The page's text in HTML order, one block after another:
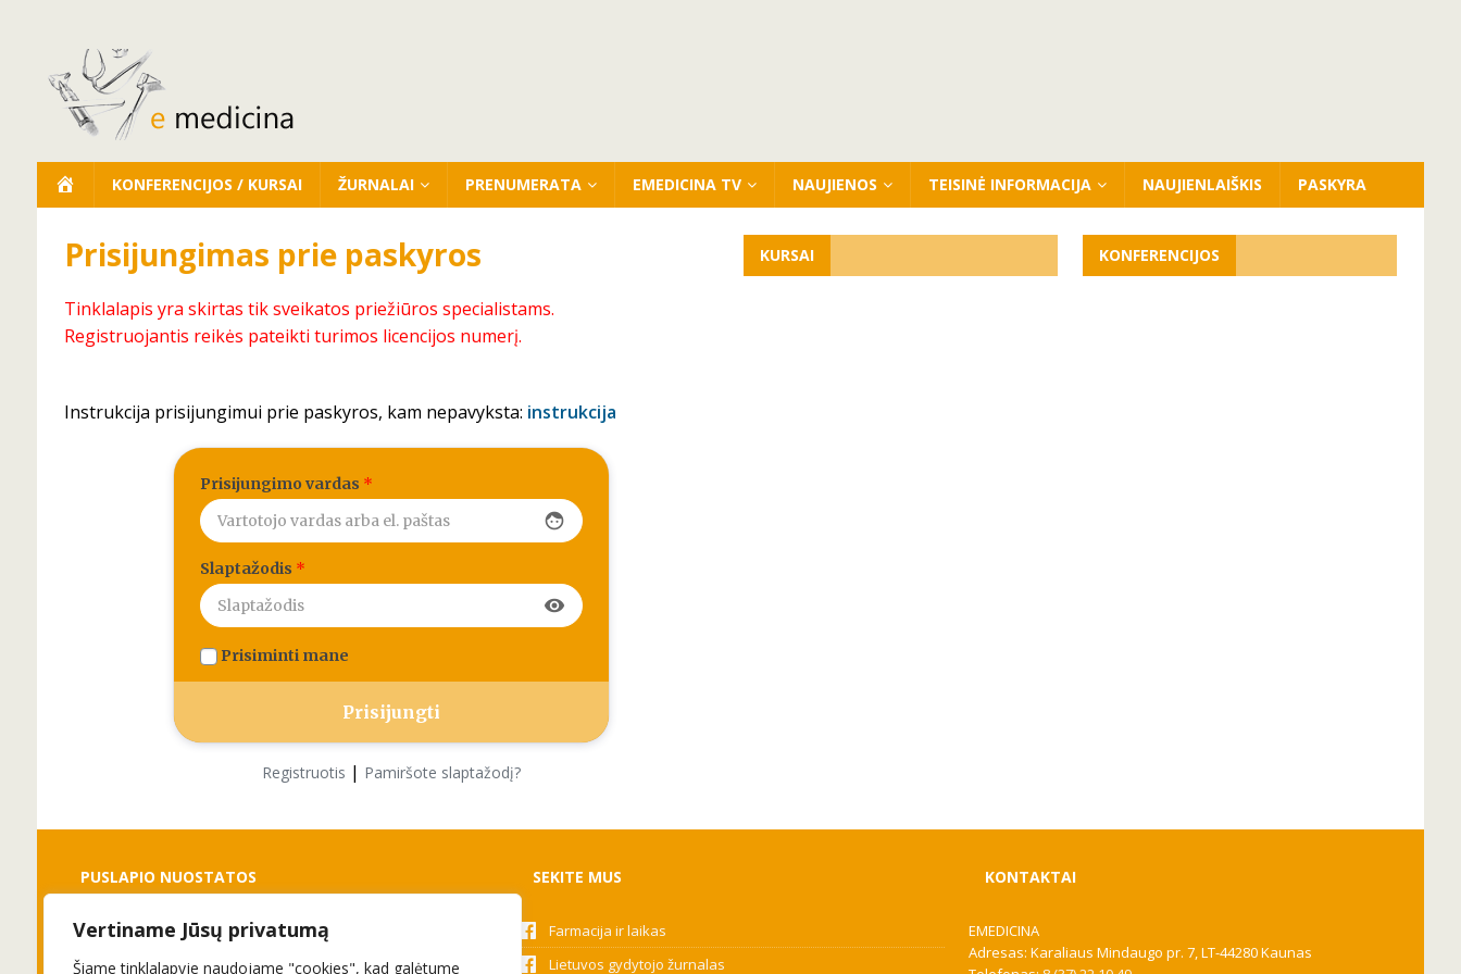
Vertiname Jūsų privatumą
Šiame tinklalapyje naudojame "cookies", kad galėtume
KONFERENCIJOS / KURSAI ŽURNALAI PRENUMERATA EMEDICINA TV NAUJIENOS TEISINĖ INFORMACIJA NAUJIENLAIŠKIS PASKYRA
Prisijungimas prie paskyros
Tinklalapis yra skirtas tik sveikatos priežiūros specialistams.
Registruojantis reikės pateikti turimos licencijos numerį.
Instrukcija prisijungimui prie paskyros, kam nepavyksta: instrukcija
Prisijungimo vardas *
face
Slaptažodis *
visibility
Prisiminti mane
Registruotis | Pamiršote slaptažodį?
KURSAI KONFERENCIJOS
PUSLAPIO NUOSTATOS
Slapukai
Privatumo politika
SEKITE MUS
Farmacija ir laikas
Lietuvos gydytojo žurnalas
KONTAKTAI
EMEDICINA
Adresas: Karaliaus Mindaugo pr. 7, LT-44280 Kaunas